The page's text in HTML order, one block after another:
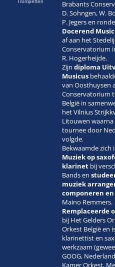
Trompetten
Brabants
D. Sohngen, W.
P. Jegers en
Docerend
af aan het
Conservatorium
R. Hogerheijde.
Zijn diploma
Musicus
van Oosthuysen
Conservatorium
België in
het Vilnius
Litouwen
tournee door
volgde.
Bekwaamde zich
Muziek op
klarinet bij
Bands en
muziek
componeren
Maino Remmers.
Remplaceerde
bij Het Gelders
Orkest België en
klarinettist en
werkzaam
GOOG,
Kamer Orkest,